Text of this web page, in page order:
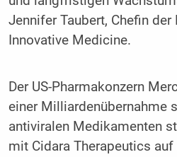
Jennifer Taubert, Chefin der
Innovative Medicine.
Der US-Pharmakonzern
einer Milliardenübernahme
antiviralen Medikamenten
mit Cidara Therapeutics